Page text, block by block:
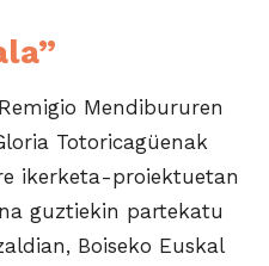
Mendibururen
Totoricagüenak
ikerketa-proiektuetan
guztiekin partekatu
Boiseko Euskal